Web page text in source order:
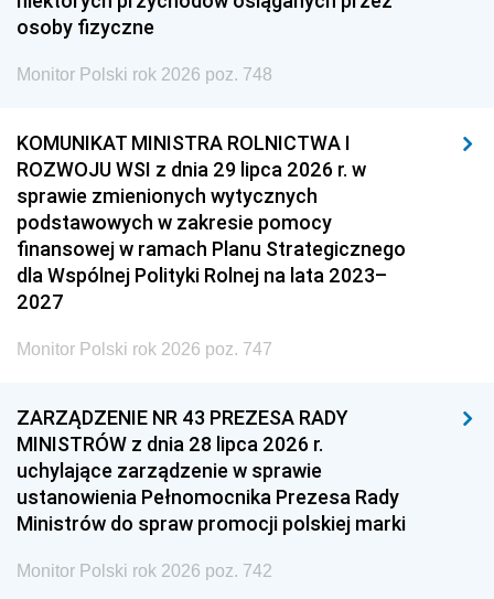
osoby fizyczne
Monitor Polski rok 2026 poz. 748
KOMUNIKAT MINISTRA ROLNICTWA I
ROZWOJU WSI z dnia 29 lipca 2026 r. w
sprawie zmienionych wytycznych
podstawowych w zakresie pomocy
finansowej w ramach Planu Strategicznego
dla Wspólnej Polityki Rolnej na lata 2023–
2027
Monitor Polski rok 2026 poz. 747
ZARZĄDZENIE NR 43 PREZESA RADY
MINISTRÓW z dnia 28 lipca 2026 r.
uchylające zarządzenie w sprawie
ustanowienia Pełnomocnika Prezesa Rady
Ministrów do spraw promocji polskiej marki
Monitor Polski rok 2026 poz. 742